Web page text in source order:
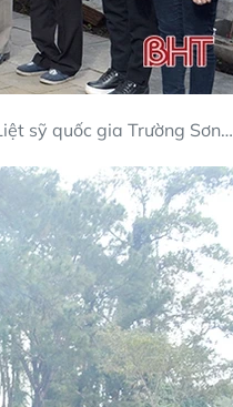
sỹ quốc gia Trường Sơn…